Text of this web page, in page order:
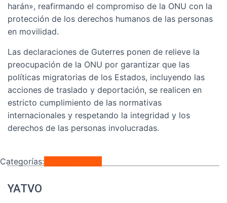
harán», reafirmando el compromiso de la ONU con la
protección de los derechos humanos de las personas
en movilidad.
Las declaraciones de Guterres ponen de relieve la
preocupación de la ONU por garantizar que las
políticas migratorias de los Estados, incluyendo las
acciones de traslado y deportación, se realicen en
estricto cumplimiento de las normativas
internacionales y respetando la integridad y los
derechos de las personas involucradas.
Categorías:
YATVO